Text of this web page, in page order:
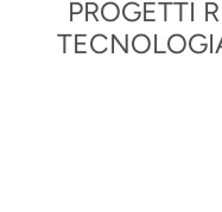
PROGETTI